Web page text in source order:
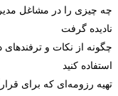
چه چیزی را در مشاغل
نادیده گرفت
چگونه از نکات و
استفاده کنید
تهیه رزومه‌ای که برای